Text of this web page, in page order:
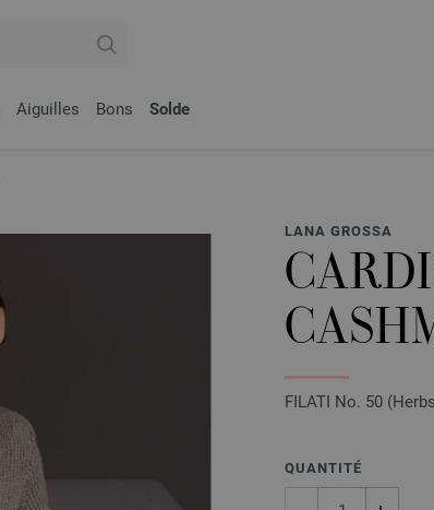
Aiguilles Bons Solde
LANA GROSSA
FILATI No. 50
QUANTITÉ